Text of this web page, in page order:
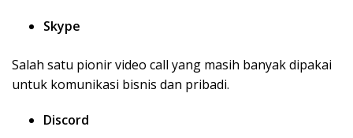
Skype
Salah satu pionir video call yang masih banyak dipakai
untuk komunikasi bisnis dan pribadi.
Discord